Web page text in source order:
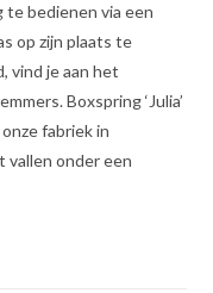
bedienen via een
op zijn plaats te
vind je aan het
Boxspring ‘Julia’
fabriek in
vallen onder een